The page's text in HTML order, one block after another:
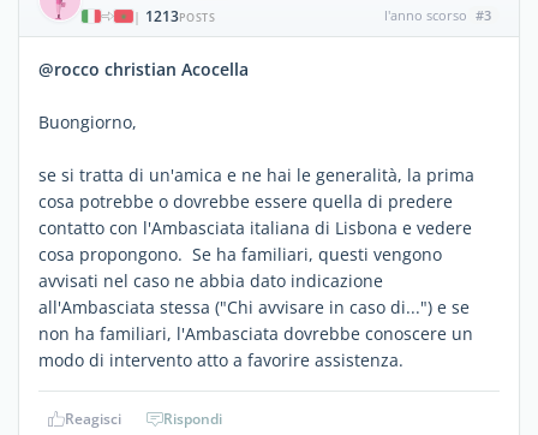
| 1213POSTS l'anno scorso #3
@rocco christian Acocella
Buongiorno,
se si tratta di un'amica e ne hai le generalità, la prima
cosa potrebbe o dovrebbe essere quella di predere
contatto con l'Ambasciata italiana di Lisbona e vedere
cosa propongono. Se ha familiari, questi vengono
avvisati nel caso ne abbia dato indicazione
all'Ambasciata stessa ("Chi avvisare in caso di...") e se
non ha familiari, l'Ambasciata dovrebbe conoscere un
modo di intervento atto a favorire assistenza.
Reagisci Rispondi